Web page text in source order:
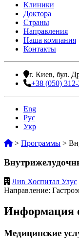
Клиники
Доктора
Страны
Направления
Наша компания
Контакты
г. Киев, бул.
+38 (050)
Eng
Рус
Укр
> Программы >
Лив Хоспитал Улус
Направление:
Информация
Медицинские